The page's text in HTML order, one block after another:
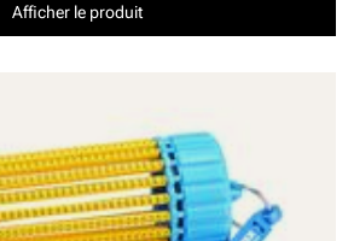
Afficher le produit